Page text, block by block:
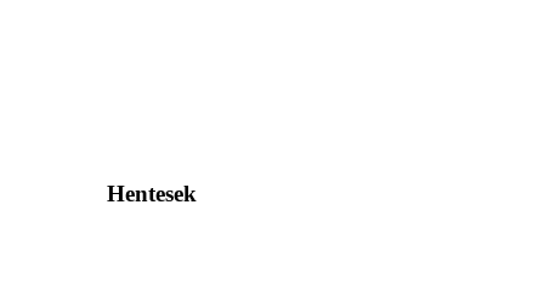
Hentesek